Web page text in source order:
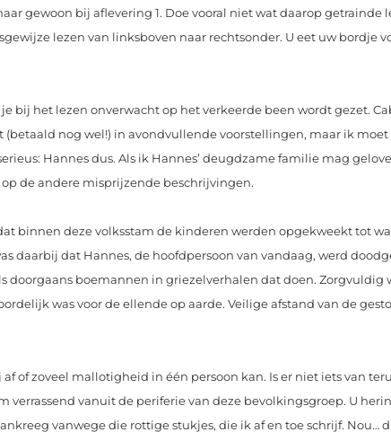
gewoon bij aflevering 1. Doe vooral niet wat daarop getrainde
lezen van linksboven naar rechtsonder. U eet uw bordje
bij het lezen onverwacht op het verkeerde been wordt gezet.
nog wel!) in avondvullende voorstellingen, maar ik
Hannes dus. Als ik Hannes’ deugdzame familie mag
de andere misprijzende beschrijvingen.
binnen deze volksstam de kinderen werden opgekweekt tot
daarbij dat Hannes, de hoofdpersoon van vandaag, werd
doorgaans boemannen in griezelverhalen dat doen. Zorgvuldig
was voor de ellende op aarde. Veilige afstand van de
of zoveel mallotigheid in één persoon kan. Is er niet iets van
verrassend vanuit de periferie van deze bevolkingsgroep. U
vanwege die rottige stukjes, die ik af en toe schrijf. Nou…